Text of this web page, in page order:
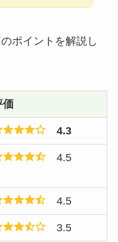
ポイントを解説し
価
4.3
4.5
4.5
3.5